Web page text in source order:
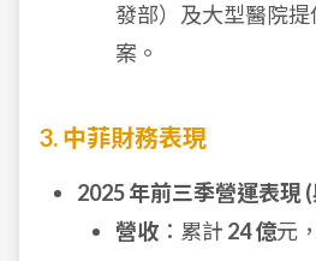
發部）及大型醫院
案。
3. 中菲財務表現
2025 年前三季營運表現
營收 ：累計 24 億元